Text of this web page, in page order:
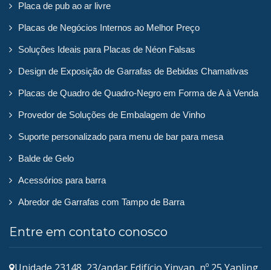
Entre em contato conosco
Placa de pub ao ar livre
Placas de Negócios Internos ao Melhor Preço
Soluções Ideais para Placas de Néon Falsas
Design de Exposição de Garrafas de Bebidas Chamativas
Placas de Quadro de Quadro-Negro em Forma de A à Venda
Provedor de Soluções de Embalagem de Vinho
Suporte personalizado para menu de bar para mesa
Balde de Gelo
Acessórios para barra
Abredor de Garrafas com Tampo de Barra
Entre em contato conosco